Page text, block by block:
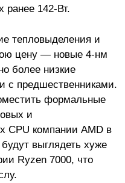
ранее 142-Вт.
тепловыделения и
цену — новые 4-нм
более низкие
с предшественниками.
формальные
и
CPU компании AMD в
выглядеть хуже
Ryzen 7000, что